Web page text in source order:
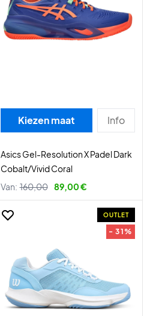
Kiezen maat Info
Asics Gel-Resolution X Padel Dark
Cobalt/Vivid Coral
Van: 160,00 89,00 €
OUTLET
- 31%